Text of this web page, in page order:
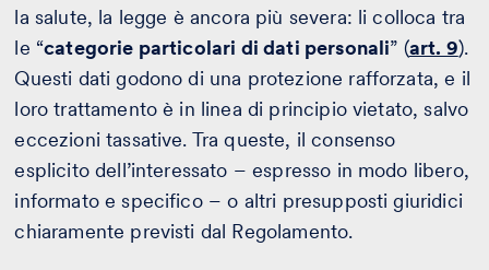
la salute, la legge è ancora più severa: li colloca tra
le “categorie particolari di dati personali” (art. 9).
Questi dati godono di una protezione rafforzata, e il
loro trattamento è in linea di principio vietato, salvo
eccezioni tassative. Tra queste, il consenso
esplicito dell’interessato – espresso in modo libero,
informato e specifico – o altri presupposti giuridici
chiaramente previsti dal Regolamento.